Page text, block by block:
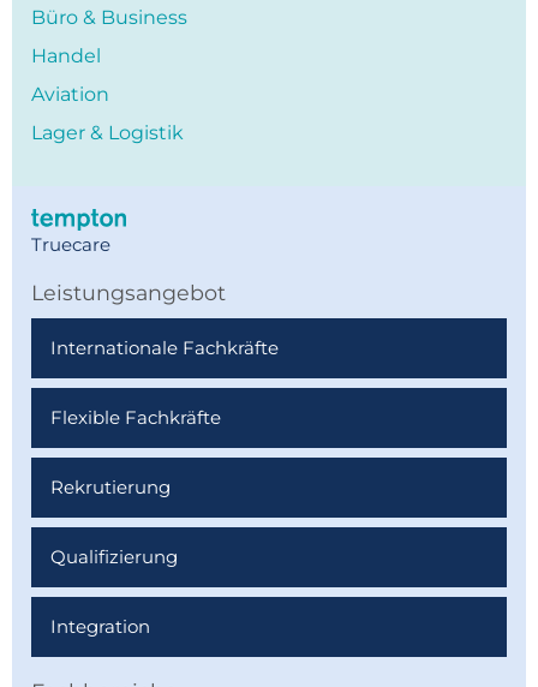
Büro & Business
Handel
Aviation
Lager & Logistik
Truecare
Leistungsangebot
Internationale Fachkräfte
Flexible Fachkräfte
Rekrutierung
Qualifizierung
Integration